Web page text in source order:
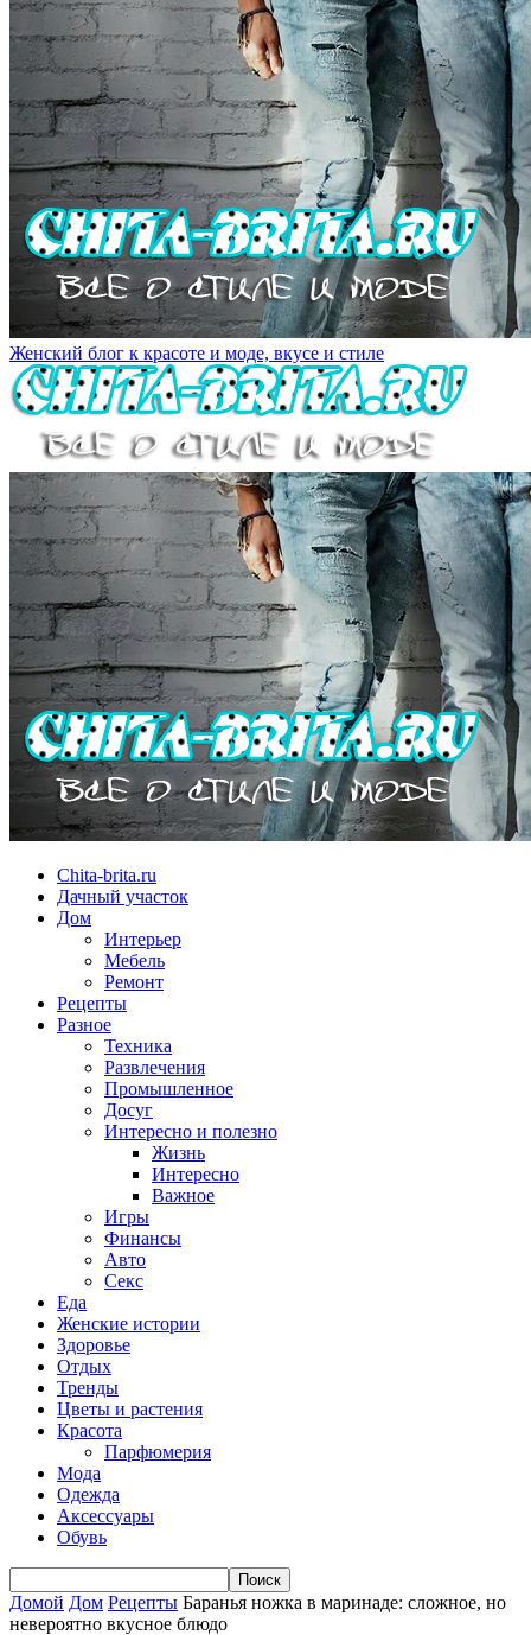
Женский блог к красоте и моде, вкусе и стиле
Chita-brita.ru
Дачный участок
Дом
Интерьер
Мебель
Ремонт
Рецепты
Разное
Техника
Развлечения
Промышленное
Досуг
Интересно и полезно
Жизнь
Интересно
Важное
Игры
Финансы
Авто
Секс
Еда
Женские истории
Здоровье
Отдых
Тренды
Цветы и растения
Красота
Парфюмерия
Мода
Одежда
Аксессуары
Обувь
Домой Дом Рецепты Баранья ножка в маринаде: сложное, но
невероятно вкусное блюдо